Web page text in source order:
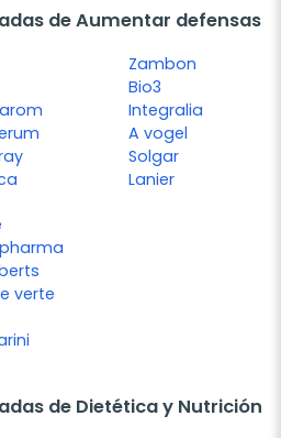
de Aumentar defensas
Zambon
Bio3
Integralia
A vogel
Solgar
Lanier
verte
de Dietética y Nutrición